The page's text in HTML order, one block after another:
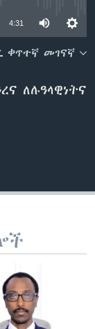
4:31
ቀጥተኛ መገናኛ
ለሉዓላዊነትና